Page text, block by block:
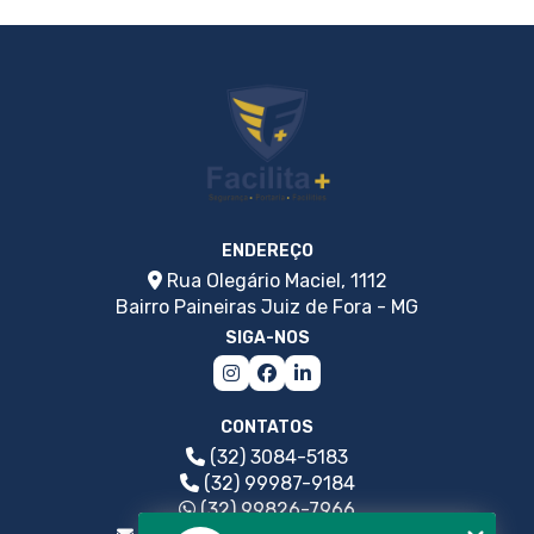
ESSENCIAL PARA VOCÊ
QUE VOCÊ PRECISA SABER
COMPLETO PARA EMPRESAS
ENDEREÇO
Rua Olegário Maciel, 1112
Bairro Paineiras Juiz de Fora - MG
SIGA-NOS
CONTATOS
(32) 3084-5183
(32) 99987-9184
(32) 99826-7966